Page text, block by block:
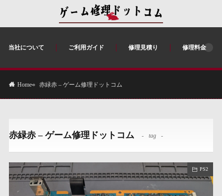
当社について ご利用ガイド 修理見積り 修理料金
Home 赤緑赤 – ゲーム修理ドットコム
赤緑赤 – ゲーム修理ドットコム tag
PS2